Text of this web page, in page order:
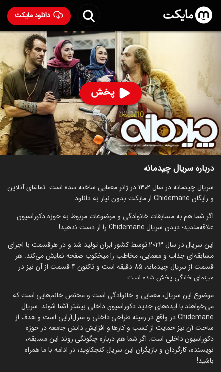
دانلود مایکت
پخش
ساخت 1402
۱,۰۳۹ 89
ساخت ایران سال 1402
رده سنی ۱۳+
سریال
خانوادگی
توضیحات قسمت‌ها سریال‌های مشابه
درباره سریال چیدمانه
سریال چیدمانه در سال 1402 در ژانر معمایی ساخته شده است. تماشای آنلاین
و رایگان Chidemane از مایکت بدون نیاز به دانلود
اگر شما هم به مسابقات خانوادگی و موضوعات مربوط به حوزه دکوراسیون
علاقه‌مندید؛ دیدن سریال Chidemane را از دست ندهید!
این سریال در سال 2023 توسط کشور ایران تولید شد و در هرقسمت با اجرای
مسابقه‌ای جذاب و معمایی، مخاطب را میخکوب صفحه نمایش می‌کند. هر
قسمت از سریال چیدمانه، 85 دقیقه است و تاکنون 4 قسمت از آن نیز در
سینمای خانگی پخش شده است.
موضوع این سریال، معمایی و خانوادگی است و مختص خانم‌هایی است که
می‌خواهند با ایده‌های جدید دکوراسیون داخلی بیشتر آشنا شوند. سریال
Chidemane در واقع در زمینه طراحی داخلی و منزل‌آرایی است و هدف از
ساخت آن نیز حمایت از کسب و کارها و افزایش دانش جامعه در حوزه
دکوراسیون داخلی است. اگر شما هم درباره چگونگی روند این مسابقه،
نویسنده، کارگردان و بازیگران این سریال کنجکاوید؛ در ادامه با ما همراه
باشید!